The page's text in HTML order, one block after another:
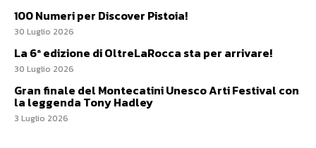
100 Numeri per Discover Pistoia!
30 Luglio 2026
La 6ª edizione di OltreLaRocca sta per arrivare!
30 Luglio 2026
Gran finale del Montecatini Unesco Arti Festival con
la leggenda Tony Hadley
3 Luglio 2026